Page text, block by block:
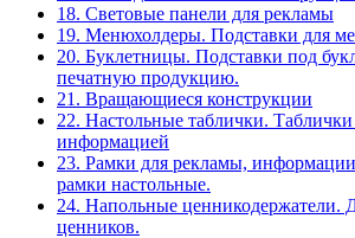
18. Световые панели для рекламы
19. Менюхолдеры. Подставки для
20. Буклетницы. Подставки под
печатную продукцию.
21. Вращающиеся конструкции
22. Настольные таблички.
информацией
23. Рамки для рекламы,
рамки настольные.
24. Напольные ценникодержатели.
ценников.